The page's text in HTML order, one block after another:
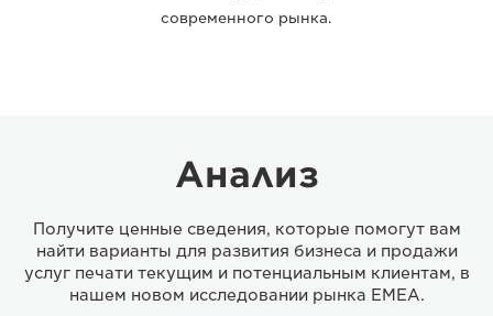
современного рынка.
Анализ
Получите ценные сведения, которые помогут вам
найти варианты для развития бизнеса и продажи
услуг печати текущим и потенциальным клиентам, в
нашем новом исследовании рынка EMEA.